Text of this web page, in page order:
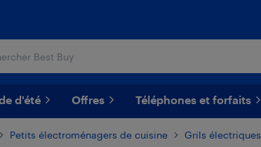
d'été Offres Téléphones et forfaits
Petits électroménagers de cuisine Grils électriques